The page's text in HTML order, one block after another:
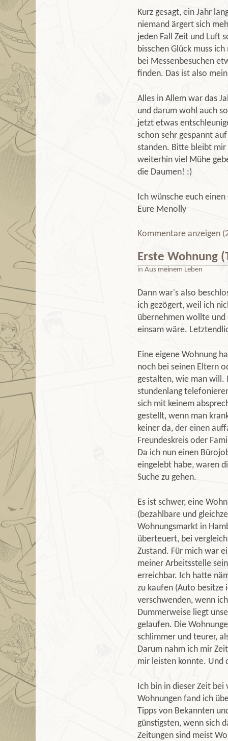
Kurz gesagt, ein Jahr
niemand ärgert sich
jeden Fall Zeit und Luft
bisschen Glück muss
bei Messenbesuchen
finden. Das ist also
Alles in Allem war das
und darum wohl auch
jetzt etwas
schon sehr gespannt
standen. Bitte bleibt
weiterhin viel Mühe
die Daumen! :)
Ich wünsche euch
Eure Menolly
Kommentare anzeigen
Erste Wohnung
in Aus meinem Leben
Dann war's also
ich gezögert, weil ich
übernehmen wollte
einsam wäre.
Eine eigene Wohnung
noch bei seinen Eltern
gestalten, wie man will.
stundenlang
sich mit keinem
gestellt, wenn man
keiner da, der einen
Freundeskreis oder
Da ich nun einen
eingelebt habe, waren
Suche zu gehen.
Es ist schwer, eine
(bezahlbare und
Wohnungsmarkt in
überteuert, bei
Zustand. Für mich war
meiner Arbeitsstelle
erreichbar. Ich hatte
zu kaufen (Auto besitze
verschwenden, wenn
Dummerweise liegt
gelaufen. Die
schlimmer und teurer,
Darum nahm ich mir
mir leisten konnte. Und
Ich bin in dieser Zeit
Wohnungen fand ich
Tipps von Bekannten
günstigsten, wenn sich
Zeitungen sind meist